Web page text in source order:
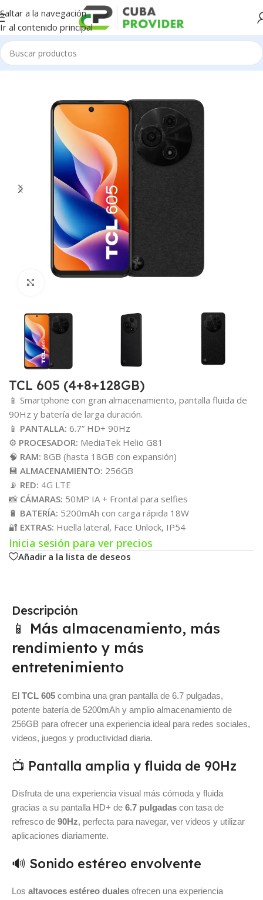
Saltar a la navegación
Ir al contenido principal
Inicio/Celulares/TCL
TCL 605 (4+8+128GB)
📱 Smartphone con gran almacenamiento, pantalla fluida de
90Hz y batería de larga duración.
📱 PANTALLA: 6.7” HD+ 90Hz
⚙️ PROCESADOR: MediaTek Helio G81
🧠 RAM: 8GB (hasta 18GB con expansión)
💾 ALMACENAMIENTO: 256GB
📡 RED: 4G LTE
📸 CÁMARAS: 50MP IA + Frontal para selfies
🔋 BATERÍA: 5200mAh con carga rápida 18W
🔐 EXTRAS: Huella lateral, Face Unlock, IP54
Inicia sesión para ver precios
Añadir a la lista de deseos
Descripción
📱 Más almacenamiento, más
rendimiento y más
entretenimiento
El TCL 605 combina una gran pantalla de 6.7 pulgadas,
potente batería de 5200mAh y amplio almacenamiento de
256GB para ofrecer una experiencia ideal para redes sociales,
videos, juegos y productividad diaria.
📺 Pantalla amplia y fluida de 90Hz
Disfruta de una experiencia visual más cómoda y fluida
gracias a su pantalla HD+ de 6.7 pulgadas con tasa de
refresco de 90Hz, perfecta para navegar, ver videos y utilizar
aplicaciones diariamente.
🔊 Sonido estéreo envolvente
Los altavoces estéreo duales ofrecen una experiencia